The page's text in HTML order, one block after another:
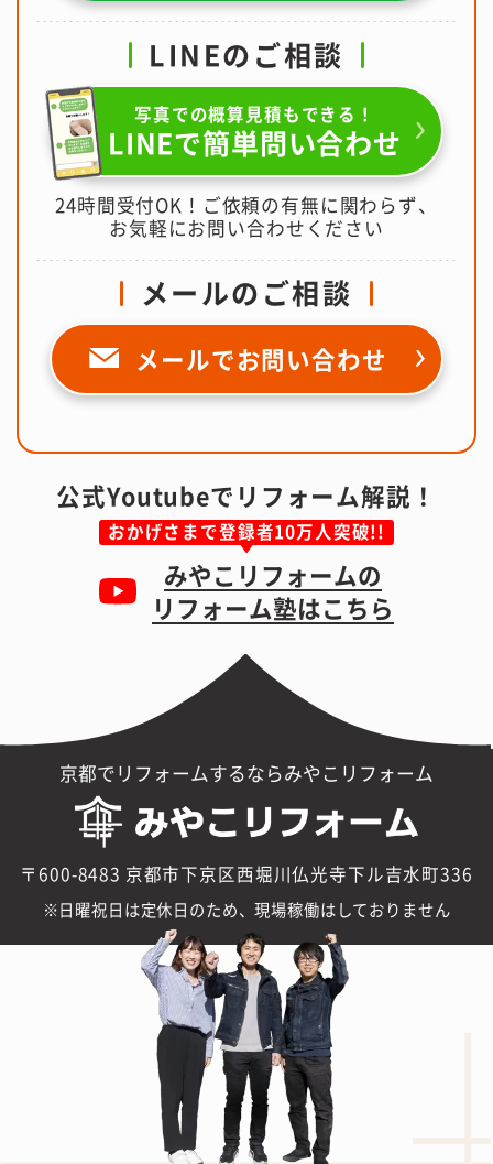
LINEのご相談
写真での概算見積もできる！
LINEで簡単問い合わせ
24時間受付OK！ご依頼の有無に関わらず、
お気軽にお問い合わせください
メールのご相談
メールでお問い合わせ
公式Youtubeでリフォーム解説！
おかげさまで登録者10万人突破!!
みやこリフォームの
リフォーム塾はこちら
京都でリフォームするならみやこリフォーム
〒600-8483 京都市下京区西堀川仏光寺下ル吉水町336
日曜祝日は定休日のため、現場稼働はしておりません